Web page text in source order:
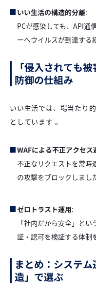
いい生活の構造的分離:
PCが感染しても、API通
ーへウイルスが到達する
「侵入されても
防御の仕組み
いい生活では、場当たり
としています 。
WAFによる不正アクセス
不正なリクエストを常
の攻撃をブロックしまし
ゼロトラスト運用:
「社内だから安全」と
証・認可を検証する体制
まとめ：システ
造」で選ぶ